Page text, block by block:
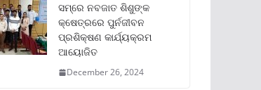
ସମ୍‌ରେ ନବଜାତ ଶିଶୁଙ୍କ
କ୍ଷେତ୍ରରେ ପୁର୍ନଜୀବନ
ପ୍ରଶିକ୍ଷଣ କାର୍ଯ୍ୟକ୍ରମ
ଆୟୋଜିତ
December 26, 2024